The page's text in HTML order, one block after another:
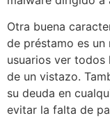
Otra buena
de préstamo es
usuarios ver
de un vistazo.
su deuda en
evitar la falta de